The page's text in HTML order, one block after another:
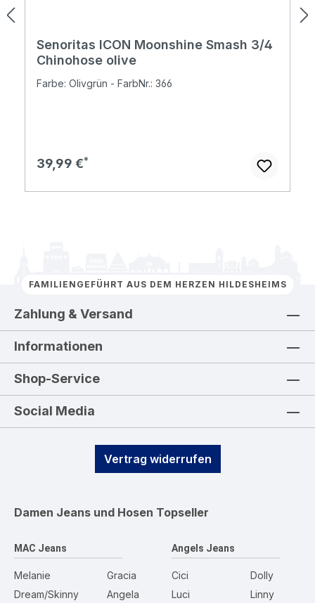
Senoritas ICON Moonshine Smash 3/4
Chinohose olive
Farbe: Olivgrün - FarbNr.: 366
Regulärer Preis:
39,99 €
FAMILIENGEFÜHRT AUS DEM HERZEN HILDESHEIMS
Zahlung & Versand
Informationen
Shop-Service
Social Media
Vertrag widerrufen
Damen Jeans und Hosen Topseller
MAC Jeans
Melanie
Dream/Skinny
Gracia
Angela
Angels Jeans
Cici
Luci
Dolly
Linny